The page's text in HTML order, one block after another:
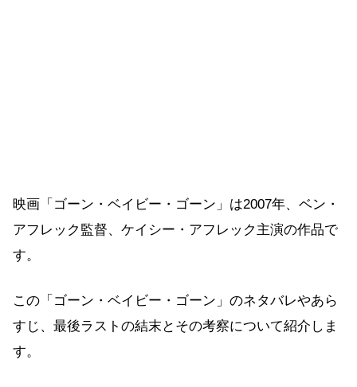
映画「ゴーン・ベイビー・ゴーン」は2007年、ベン・
アフレック監督、ケイシー・アフレック主演の作品で
す。
この「ゴーン・ベイビー・ゴーン」のネタバレやあら
すじ、最後ラストの結末とその考察について紹介しま
す。